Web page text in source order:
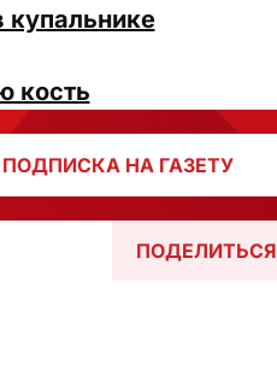
купальнике
кость
ПОДПИСКА НА ГАЗЕТУ
ПОДЕЛИТЬСЯ